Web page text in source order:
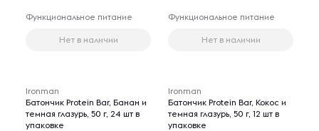
Функциональное питание
Нет в наличии
Функциональное питание
Нет в наличии
Ironman
Батончик Protein Bar, Банан и
темная глазурь, 50 г, 24 шт в
упаковке
Ironman
Батончик Protein Bar, Кокос и
темная глазурь, 50 г, 12 шт в
упаковке